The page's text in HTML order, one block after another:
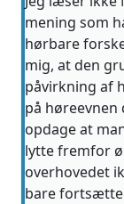
mening som
hørbare
mig, at den
påvirkning af
på høreevnen
opdage at
lytte fremfor
overhovedet
bare